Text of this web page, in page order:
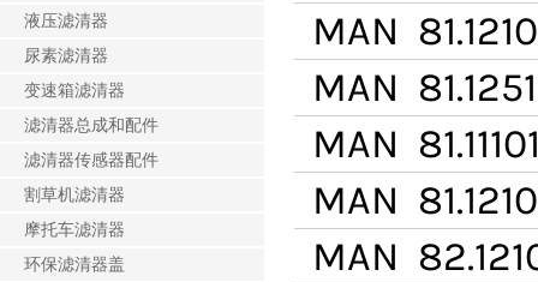
液压滤清器
尿素滤清器
变速箱滤清器
滤清器总成和配件
滤清器传感器配件
割草机滤清器
摩托车滤清器
环保滤清器盖
MAN
MAN
MAN
MAN
MAN